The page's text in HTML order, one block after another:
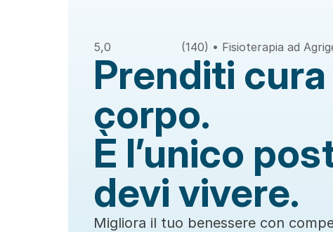
5,0 (140) • Fisioterapia ad
Prenditi
corpo.
È l’unico
devi vivere.
Migliora il tuo benessere con